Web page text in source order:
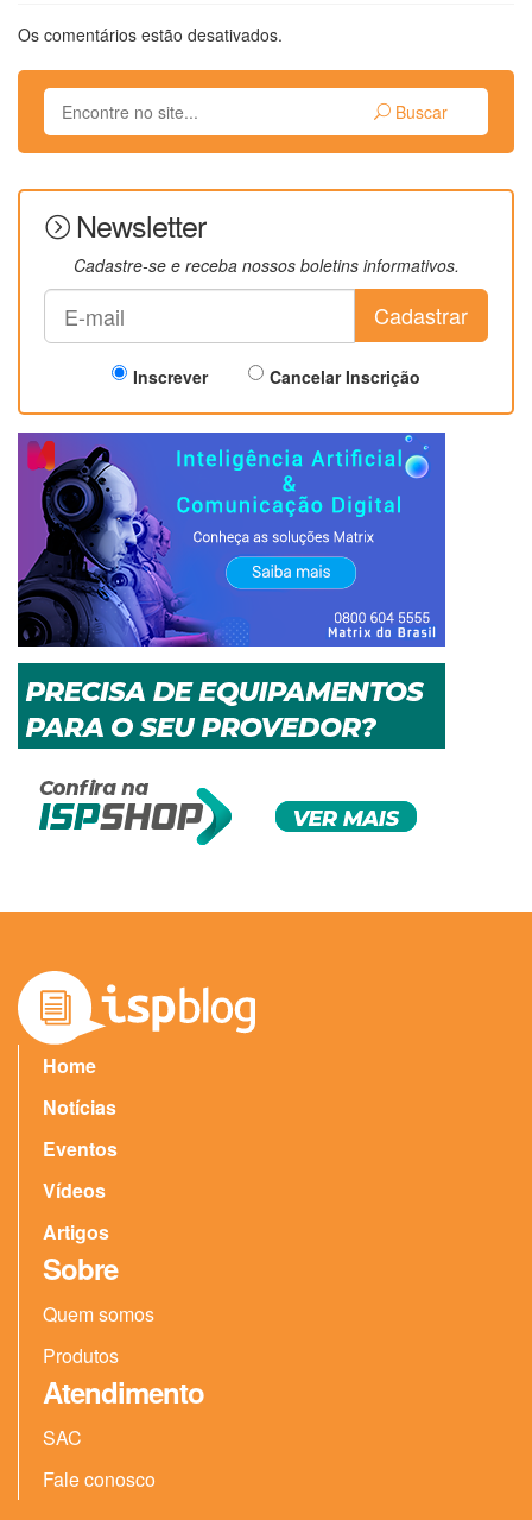
Os comentários estão desativados.
Buscar
Newsletter
Cadastre-se e receba nossos boletins informativos.
Cadastrar
Inscrever Cancelar Inscrição
Home
Notícias
Eventos
Vídeos
Artigos
Sobre
Quem somos
Produtos
Atendimento
SAC
Fale conosco